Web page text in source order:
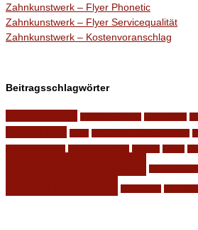
Zahnkunstwerk – Flyer Phonetic
Zahnkunstwerk – Flyer Servicequalität
Zahnkunstwerk – Kostenvoranschlag
Beitragsschlagwörter